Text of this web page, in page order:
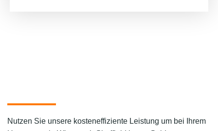
Nutzen Sie unsere kosteneffiziente Leistung um bei Ihrem